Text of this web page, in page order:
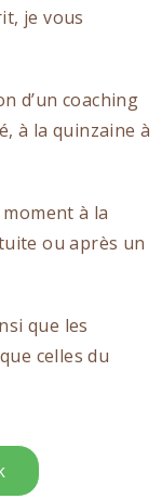
je vous
d’un coaching
à la quinzaine à
à la
ou après un
que les
celles du